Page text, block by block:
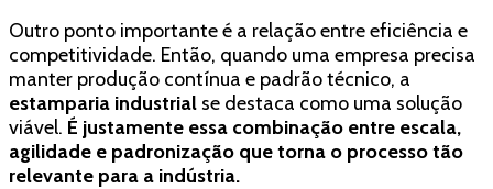
Outro ponto importante é a relação entre eficiência e
competitividade. Então, quando uma empresa precisa
manter produção contínua e padrão técnico, a
estamparia industrial se destaca como uma solução
viável. É justamente essa combinação entre escala,
agilidade e padronização que torna o processo tão
relevante para a indústria.